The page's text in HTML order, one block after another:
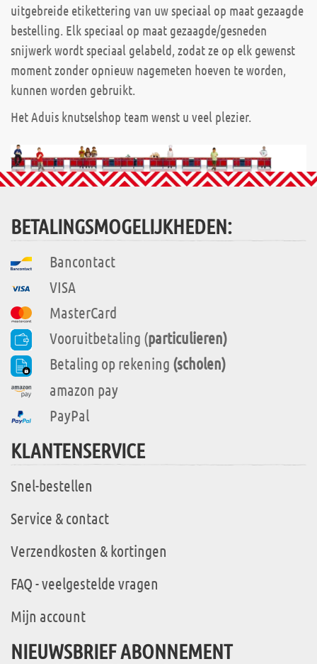
uitgebreide etikettering van uw speciaal op maat gezaagde
bestelling. Elk speciaal op maat gezaagde/gesneden
snijwerk wordt speciaal gelabeld, zodat ze op elk gewenst
moment zonder opnieuw nagemeten hoeven te worden,
kunnen worden gebruikt.
Het Aduis knutselshop team wenst u veel plezier.
BETALINGSMOGELIJKHEDEN:
Bancontact
VISA
MasterCard
Vooruitbetaling (particulieren)
Betaling op rekening (scholen)
amazon pay
PayPal
KLANTENSERVICE
Snel-bestellen
Service & contact
Verzendkosten & kortingen
FAQ - veelgestelde vragen
Mijn account
NIEUWSBRIEF ABONNEMENT